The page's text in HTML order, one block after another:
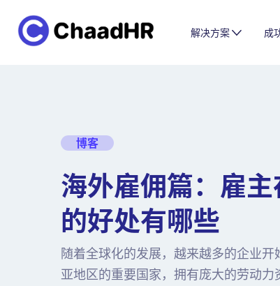
解决方案 成
博客
海外雇佣篇：雇
的好处有哪些
随着全球化的发展，越来越多的企业
亚地区的重要国家，拥有庞大的劳动